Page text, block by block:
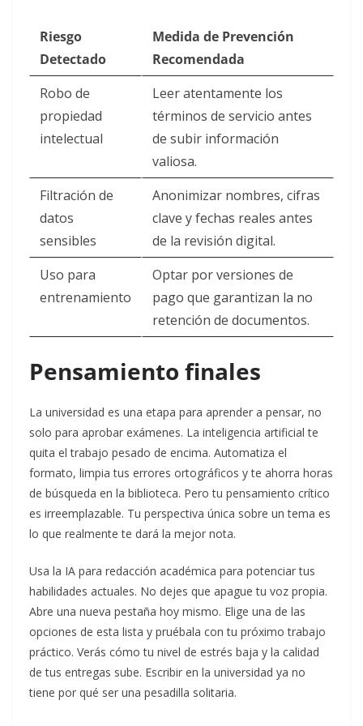
Riesgo
Detectado
Medida de Prevención
Recomendada
Robo de
propiedad
intelectual
Leer atentamente los
términos de servicio antes
de subir información
valiosa.
Filtración de
datos
sensibles
Anonimizar nombres, cifras
clave y fechas reales antes
de la revisión digital.
Uso para
entrenamiento
Optar por versiones de
pago que garantizan la no
retención de documentos.
Pensamiento finales
La universidad es una etapa para aprender a pensar, no
solo para aprobar exámenes. La inteligencia artificial te
quita el trabajo pesado de encima. Automatiza el
formato, limpia tus errores ortográficos y te ahorra horas
de búsqueda en la biblioteca. Pero tu pensamiento crítico
es irreemplazable. Tu perspectiva única sobre un tema es
lo que realmente te dará la mejor nota.
Usa la IA para redacción académica para potenciar tus
habilidades actuales. No dejes que apague tu voz propia.
Abre una nueva pestaña hoy mismo. Elige una de las
opciones de esta lista y pruébala con tu próximo trabajo
práctico. Verás cómo tu nivel de estrés baja y la calidad
de tus entregas sube. Escribir en la universidad ya no
tiene por qué ser una pesadilla solitaria.